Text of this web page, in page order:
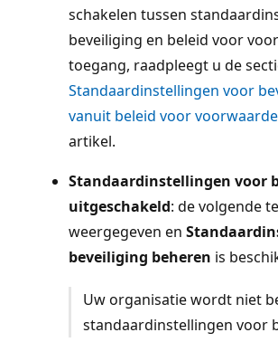
schakelen tussen
beveiliging en beleid voor
toegang, raadpleegt u de
Standaardinstellingen voor
vanuit beleid voor
artikel.
Standaardinstellingen voor
uitgeschakeld: de volgende
weergegeven en
beveiliging beheren is
Uw organisatie wordt niet
standaardinstellingen voor